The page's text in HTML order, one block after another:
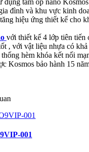
đình và khu vực kinh
hiệu ứng thiết kế cho
với thiết kế 4 lớp tiên tiến
, với vật liệu nhựa có khả
hèm khóa kết nối
Kosmos bảo hành 15
001